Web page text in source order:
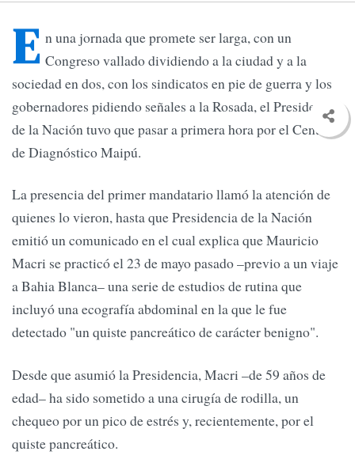
E n una jornada que promete ser larga, con un
Congreso vallado dividiendo a la ciudad y a la
sociedad en dos, con los sindicatos en pie de guerra y los
gobernadores pidiendo señales a la Rosada, el Presidente
de la Nación tuvo que pasar a primera hora por el Centro
de Diagnóstico Maipú.
La presencia del primer mandatario llamó la atención de
quienes lo vieron, hasta que Presidencia de la Nación
emitió un comunicado en el cual explica que Mauricio
Macri se practicó el 23 de mayo pasado –previo a un viaje
a Bahia Blanca– una serie de estudios de rutina que
incluyó una ecografía abdominal en la que le fue
detectado "un quiste pancreático de carácter benigno".
Desde que asumió la Presidencia, Macri –de 59 años de
edad– ha sido sometido a una cirugía de rodilla, un
chequeo por un pico de estrés y, recientemente, por el
quiste pancreático.